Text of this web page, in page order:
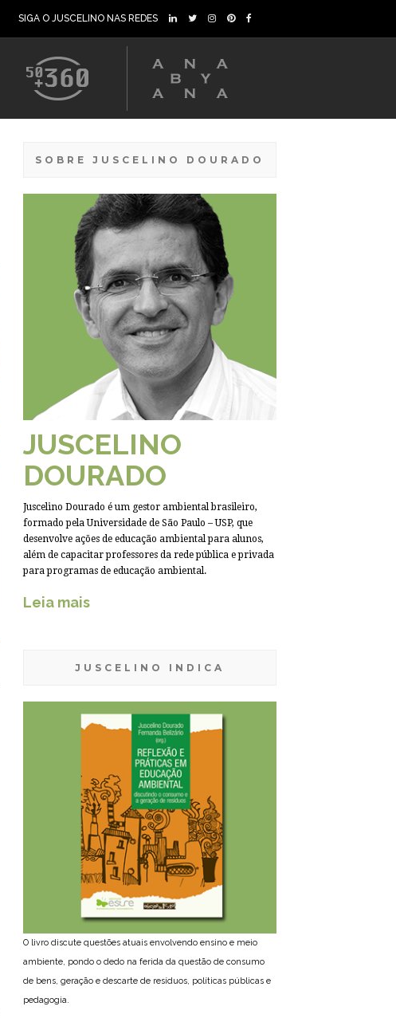
SIGA O JUSCELINO NAS REDES
SOBRE JUSCELINO DOURADO
JUSCELINO
DOURADO
Juscelino Dourado é um gestor ambiental brasileiro,
formado pela Universidade de São Paulo – USP, que
desenvolve ações de educação ambiental para alunos,
além de capacitar professores da rede pública e privada
para programas de educação ambiental.
Leia mais
JUSCELINO INDICA
O livro discute questões atuais envolvendo ensino e meio
ambiente, pondo o dedo na ferida da questão de consumo
de bens, geração e descarte de resíduos, políticas públicas e
pedagogia.